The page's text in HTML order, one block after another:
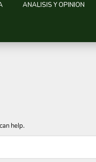
ANALISIS Y OPINION
help.